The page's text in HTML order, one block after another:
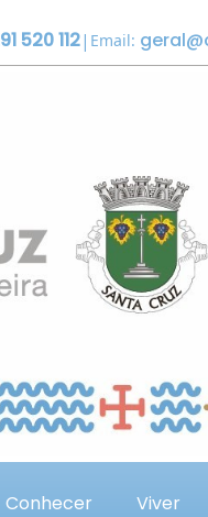
520 112| Email:
Conhecer Viver